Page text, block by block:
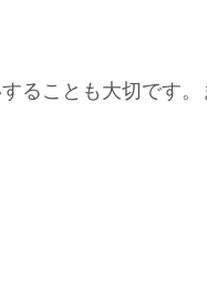
ことも大切です